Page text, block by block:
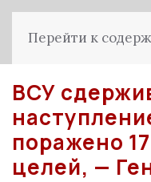
Перейти к
ВСУ
поражено
целей, —